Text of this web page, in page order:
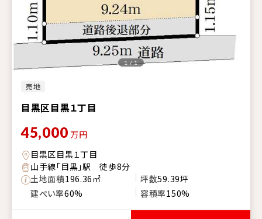
売地
目黒区目黒１丁目
1 / 1
45,000 万円
目黒区目黒１丁目
山手線「目黒」駅 徒歩8分
土地面積196.36㎡ 坪数59.39坪
建ぺい率60% 容積率150%